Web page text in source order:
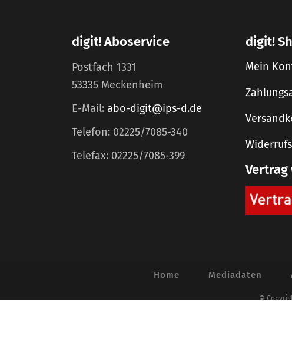
digit! Aboservice
Postfach 1331
53335 Meckenheim
E-Mail: abo-digit@ips-d.de
Telefon: 02225/7085-340
Telefax: 02225/7085-399
digit!
Mein
Home Mediadaten
©